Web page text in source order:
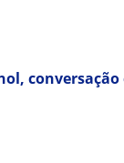
conversação